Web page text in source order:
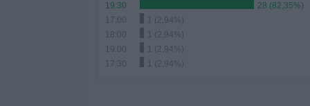
19:30
28 (82,35%)
17:00
1 (2,94%)
18:00
1 (2,94%)
19:00
1 (2,94%)
17:30
1 (2,94%)